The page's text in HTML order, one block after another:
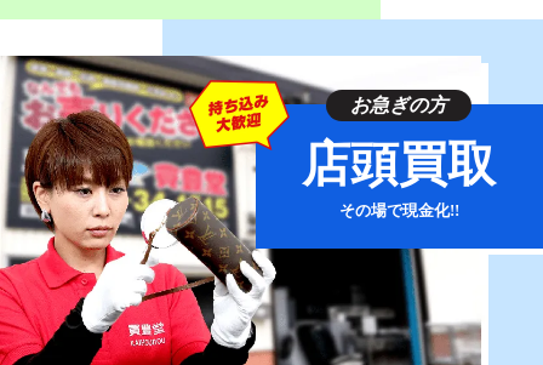
屋を圧迫せずに彩るようなものが多い点が人気です。ま
たカラーバリュエーションが多い点もモダンな高級家具
に共通する特徴でしょう。
このように高級家具には様々な種類があり、購入者は自
らの好む雰囲気の家具を選ぶことができます。そもそも
販売価格が高いため、中古市場で高級家具を購入するケ
ースも多いため、買取価格も期待できるでしょう。
お急ぎの方
店頭買取
その場で現金化!!